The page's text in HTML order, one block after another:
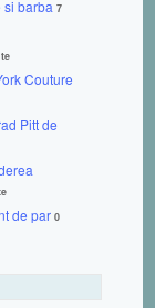
si barba 7
Couture
Pitt de
de par 0